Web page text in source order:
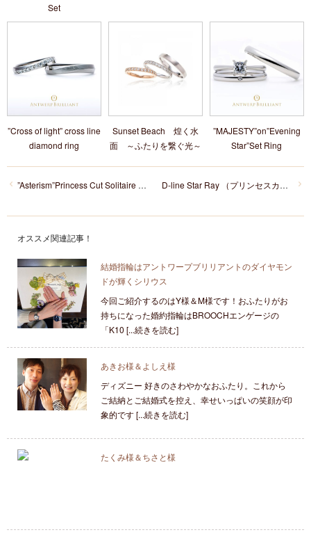
Set
”Cross of light” cross line
diamond ring
Sunset Beach 煌く水
面 ～ふたりを繋ぐ光～
”MAJESTY”on”Evening
Star”Set Ring
D-line Star Ray （プリンセスカット・エタニティ）
”Asterism”Princess Cut Solitaire Diamond Ring
オススメ関連記事！
結婚指輪はアントワープブリリアントのダイヤモン
ドが輝くシリウス
今回ご紹介するのはY様＆M様です！おふたりがお
持ちになった婚約指輪はBROOCHエンゲージの
「K10 [...続きを読む]
あきお様＆よしえ様
ディズニー 好きのさわやかなおふたり。これから
ご結納とご結婚式を控え、幸せいっぱいの笑顔が印
象的です [...続きを読む]
たくみ様＆ちさと様